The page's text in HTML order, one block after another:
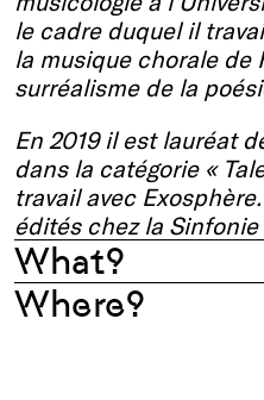
le cadre duquel il
la musique chorale de
surréalisme de la
En 2019 il est lauréat
dans la catégorie «
travail avec
édités chez la Sinfonie
What?
Where?